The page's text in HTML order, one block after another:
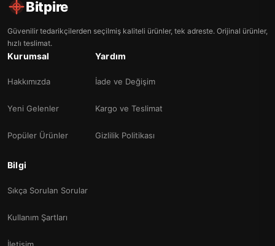
Bitpire
Güvenilir tedarikçilerden seçilmiş kaliteli ürünler, tek adreste. Orijinal ürünler,
hızlı teslimat.
Kurumsal
Hakkımızda
Yeni Gelenler
Popüler Ürünler
Yardım
İade ve Değişim
Kargo ve Teslimat
Gizlilik Politikası
Bilgi
Sıkça Sorulan Sorular
Kullanım Şartları